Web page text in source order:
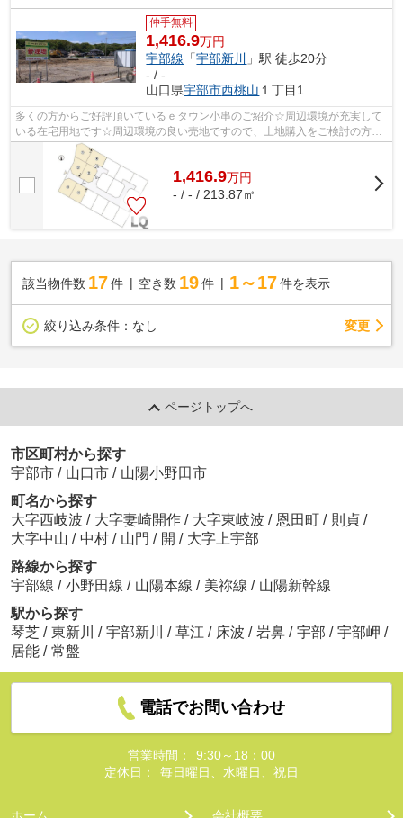
仲手無料
1,416.9万円
宇部線 「宇部新川
」駅 徒歩20分
- / -
山口県宇部市西桃山 １丁目1
多くの方からご好評頂いているｅタウン小串のご紹介☆周辺環境が充実して
いる在宅用地です☆周辺環境の良い売地ですので、土地購入をご検討の方に
おすすめです☆傾斜地よりも工事費をダウ...
1,416.9万円
- / - / 213.87㎡
該当物件数 17件 空き数 19 件 1～17 件を表示
絞り込み条件： なし 変更
ページトップへ
市区町村から探す
宇部市 / 山口市 / 山陽小野田市
町名から探す
大字西岐波 / 大字妻崎開作 / 大字東岐波 / 恩田町 / 則貞 /
大字中山 / 中村 / 山門 / 開 / 大字上宇部
路線から探す
宇部線 / 小野田線 / 山陽本線 / 美祢線 / 山陽新幹線
駅から探す
琴芝 / 東新川 / 宇部新川 / 草江 / 床波 / 岩鼻 / 宇部 / 宇部岬 /
居能 / 常盤
電話でお問い合わせ
営業時間：
9:30～18：00
定休日：
毎日曜日、水曜日、祝日
ホーム 会社概要